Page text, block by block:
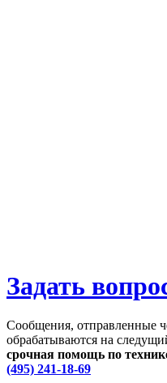
Задать
Сообщения, отправленные
обрабатываются на
срочная помощь по
(495) 241-18-69